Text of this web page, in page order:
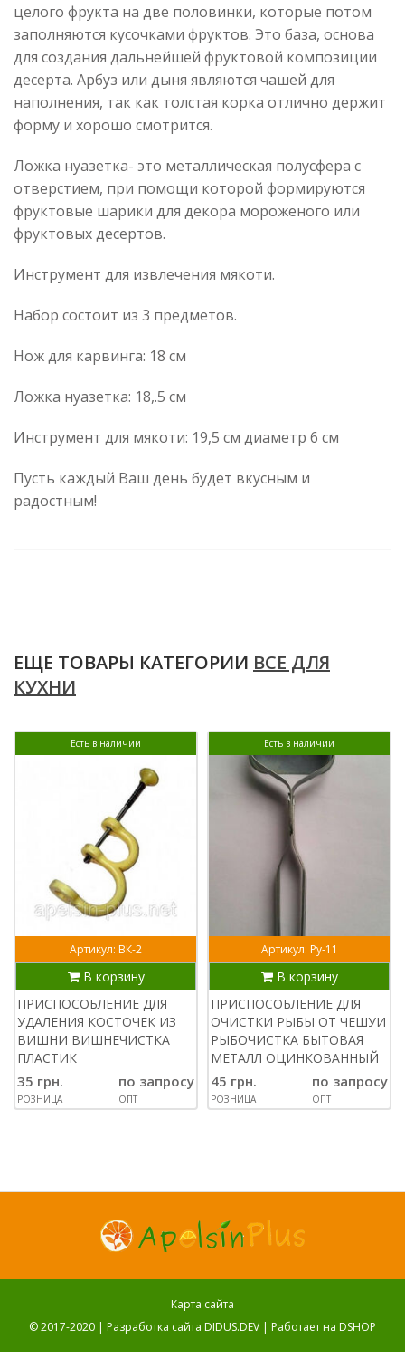
целого фрукта на две половинки, которые потом
заполняются кусочками фруктов. Это база, основа
для создания дальнейшей фруктовой композиции
десерта. Арбуз или дыня являются чашей для
наполнения, так как толстая корка отлично держит
форму и хорошо смотрится.
Ложка нуазетка- это металлическая полусфера с
отверстием, при помощи которой формируются
фруктовые шарики для декора мороженого или
фруктовых десертов.
Инструмент для извлечения мякоти.
Набор состоит из 3 предметов.
Нож для карвинга: 18 см
Ложка нуазетка: 18,.5 см
Инструмент для мякоти: 19,5 см диаметр 6 см
Пусть каждый Ваш день будет вкусным и
радостным!
ЕЩЕ ТОВАРЫ КАТЕГОРИИ ВСЕ ДЛЯ
КУХНИ
Есть в наличии
Артикул: ВК-2
В корзину
ПРИСПОСОБЛЕНИЕ ДЛЯ
УДАЛЕНИЯ КОСТОЧЕК ИЗ
ВИШНИ ВИШНЕЧИСТКА
ПЛАСТИК
35 грн.
РОЗНИЦА
по запросу
ОПТ
Есть в наличии
Артикул: Ру-11
В корзину
ПРИСПОСОБЛЕНИЕ ДЛЯ
ОЧИСТКИ РЫБЫ ОТ ЧЕШУИ
РЫБОЧИСТКА БЫТОВАЯ
МЕТАЛЛ ОЦИНКОВАННЫЙ
45 грн.
РОЗНИЦА
по запросу
ОПТ
Карта сайта
© 2017-2020 | Разработка сайта DIDUS.DEV | Работает на DSHOP